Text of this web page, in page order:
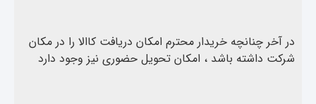
در آخر چنانچه خریدار محترم امکان دریافت کاالا را در مکان
شرکت داشته باشد ، امکان تحویل حضوری نیز وجود دارد